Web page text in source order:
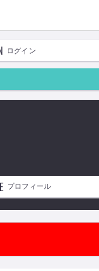
ログイン
プロフィール